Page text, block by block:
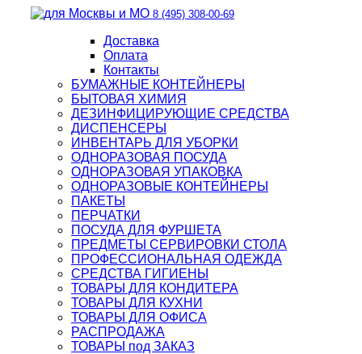
8 (495) 308-00-69
Доставка
Оплата
Контакты
БУМАЖНЫЕ КОНТЕЙНЕРЫ
БЫТОВАЯ ХИМИЯ
ДЕЗИНФИЦИРУЮЩИЕ СРЕДСТВА
ДИСПЕНСЕРЫ
ИНВЕНТАРЬ ДЛЯ УБОРКИ
ОДНОРАЗОВАЯ ПОСУДА
ОДНОРАЗОВАЯ УПАКОВКА
ОДНОРАЗОВЫЕ КОНТЕЙНЕРЫ
ПАКЕТЫ
ПЕРЧАТКИ
ПОСУДА ДЛЯ ФУРШЕТА
ПРЕДМЕТЫ СЕРВИРОВКИ СТОЛА
ПРОФЕССИОНАЛЬНАЯ ОДЕЖДА
СРЕДСТВА ГИГИЕНЫ
ТОВАРЫ ДЛЯ КОНДИТЕРА
ТОВАРЫ ДЛЯ КУХНИ
ТОВАРЫ ДЛЯ ОФИСА
РАСПРОДАЖА
ТОВАРЫ под ЗАКАЗ